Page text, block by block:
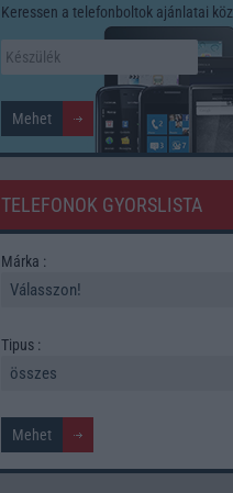
Keressen a telefonboltok ajánlatai
TELEFONOK GYORSLISTA
Márka :
Tipus :